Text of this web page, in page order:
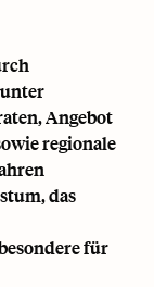
Angebot
regionale
das
für